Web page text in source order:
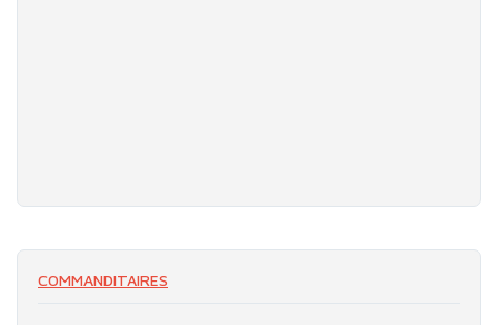
COMMANDITAIRES